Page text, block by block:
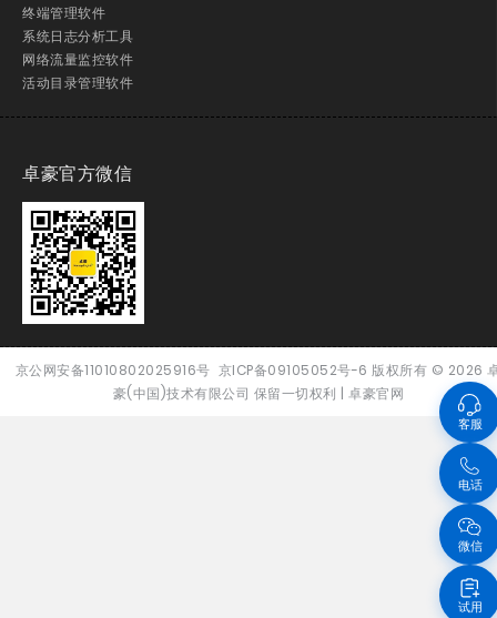
终端管理软件
系统日志分析工具
网络流量监控软件
活动目录管理软件
卓豪官方微信
京公网安备11010802025916号 京ICP备09105052号-6 版权所有 © 2026
豪(中国)技术有限公司 保留一切权利 |卓豪官网
客服
电话
微信
试用